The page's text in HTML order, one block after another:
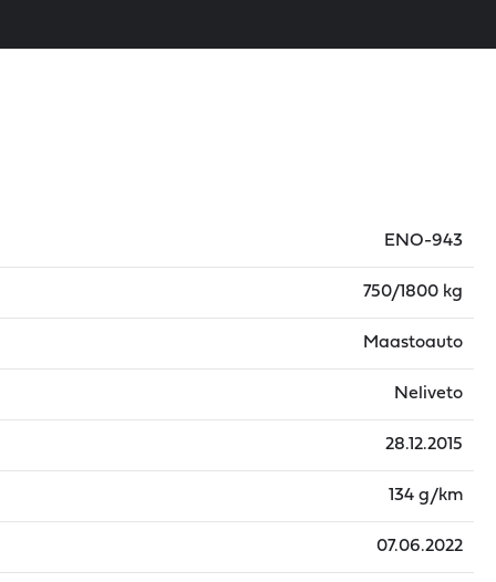
ENO-943
750/1800 kg
Maastoauto
Neliveto
28.12.2015
134 g/km
07.06.2022